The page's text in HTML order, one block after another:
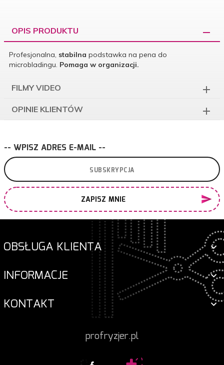
OPIS PRODUKTU
Profesjonalna, stabilna podstawka na pena do
microbladingu. Pomaga w organizacji.
FILMY VIDEO
OPINIE KLIENTÓW
-- WPISZ ADRES E-MAIL --
ZAPISZ MNIE
OBSŁUGA KLIENTA
INFORMACJE
KONTAKT
profryzjer.pl